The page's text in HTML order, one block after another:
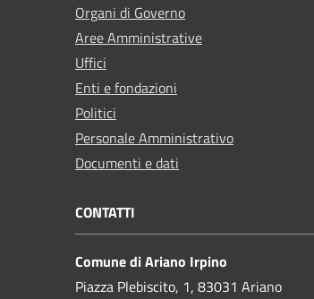
Organi di Governo
Aree Amministrative
Uffici
Enti e fondazioni
Politici
Personale Amministrativo
Documenti e dati
CONTATTI
Comune di Ariano Irpino
Piazza Plebiscito, 1, 83031 Ariano